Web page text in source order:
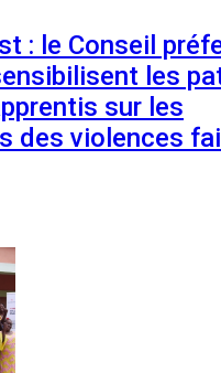
: le Conseil
les
sur les
des violences